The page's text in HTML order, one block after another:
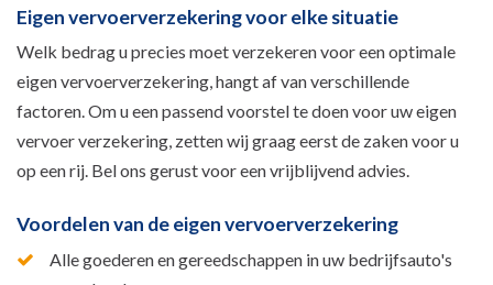
Eigen vervoerverzekering voor elke situatie
Welk bedrag u precies moet verzekeren voor een optimale
eigen vervoerverzekering, hangt af van verschillende
factoren. Om u een passend voorstel te doen voor uw eigen
vervoer verzekering, zetten wij graag eerst de zaken voor u
op een rij. Bel ons gerust voor een vrijblijvend advies.
Voordelen van de eigen vervoerverzekering
Alle goederen en gereedschappen in uw bedrijfsauto's